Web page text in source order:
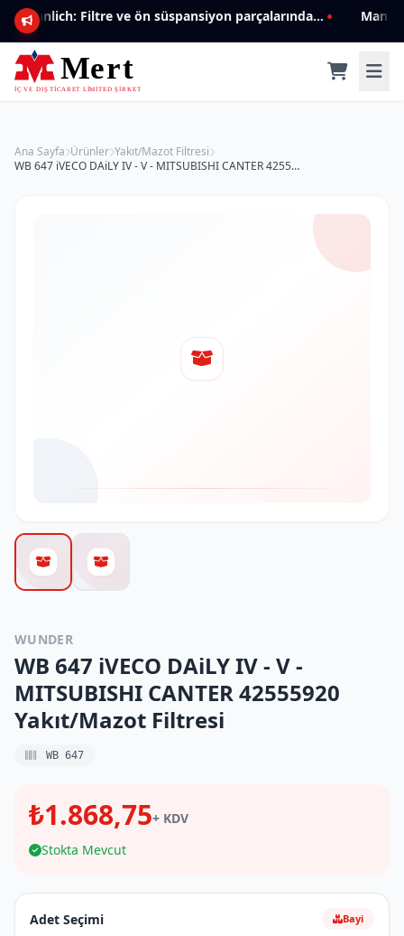
Mannlich: Filtre ve ön süspansiyon parçalarında genişleyen ürün yelpazesiyle kalite ve güven.
Ana Sayfa Ürünler Yakıt/Mazot Filtresi
WB 647 iVECO DAiLY IV - V - MITSUBISHI CANTER 42555920 Yakıt/Mazot Filtresi
WUNDER
WB 647 iVECO DAiLY IV - V -
MITSUBISHI CANTER 42555920
Yakıt/Mazot Filtresi
WB 647
₺1.868,75+ KDV
Stokta Mevcut
Adet Seçimi Bayi